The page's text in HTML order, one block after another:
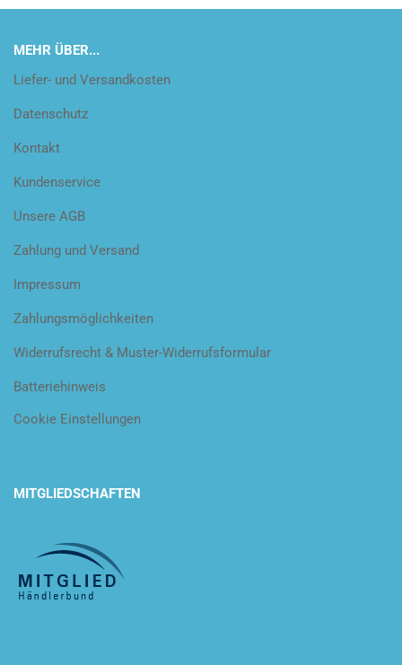
MEHR ÜBER...
Liefer- und Versandkosten
Datenschutz
Kontakt
Kundenservice
Unsere AGB
Zahlung und Versand
Impressum
Zahlungsmöglichkeiten
Widerrufsrecht & Muster-Widerrufsformular
Batteriehinweis
Cookie Einstellungen
MITGLIEDSCHAFTEN